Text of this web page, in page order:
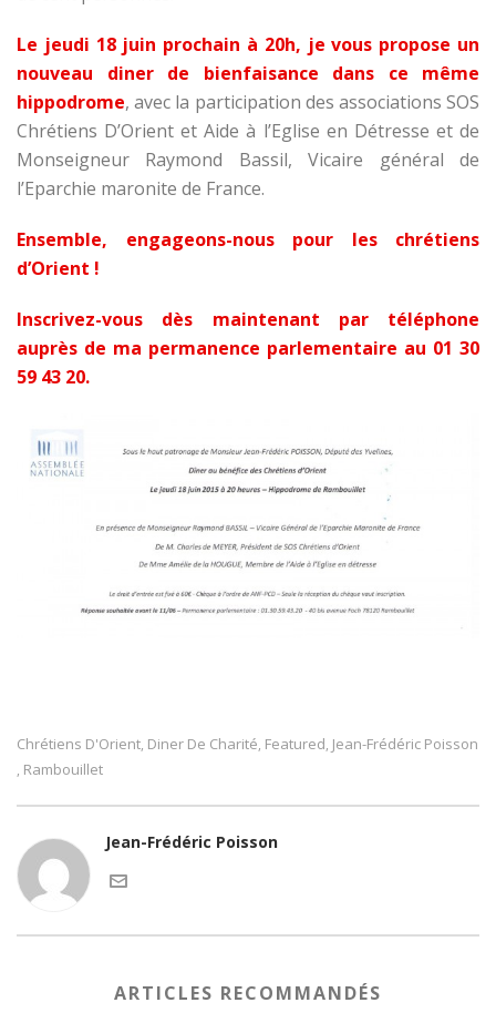
Le jeudi 18 juin prochain à 20h, je vous propose un
nouveau diner de bienfaisance dans ce même
hippodrome, avec la participation des associations SOS
Chrétiens D’Orient et Aide à l’Eglise en Détresse et de
Monseigneur Raymond Bassil, Vicaire général de
l’Eparchie maronite de France.
Ensemble, engageons-nous pour les chrétiens
d’Orient !
Inscrivez-vous dès maintenant par téléphone
auprès de ma permanence parlementaire au 01 30
59 43 20.
Chrétiens D'Orient, Diner De Charité, Featured, Jean-Frédéric Poisson
, Rambouillet
Jean-Frédéric Poisson
ARTICLES RECOMMANDÉS